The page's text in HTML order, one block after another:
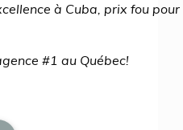
à Cuba, prix fou pour
#1 au Québec!